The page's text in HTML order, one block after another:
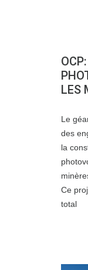
LES
Le
des
la
Ce
total